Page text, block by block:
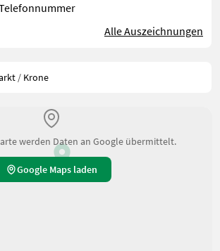
Alle Auszeichnungen
/ Krone
werden Daten an Google übermittelt.
Google Maps laden